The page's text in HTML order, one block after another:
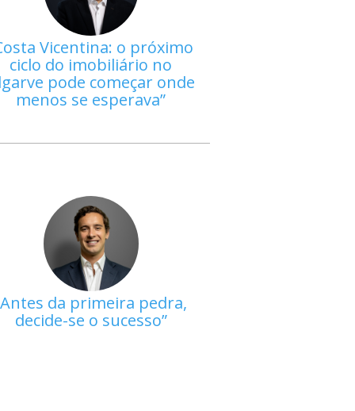
Vicentina: o próximo
ciclo do imobiliário no
pode começar onde
menos se esperava
Antes da primeira pedra,
decide-se o sucesso